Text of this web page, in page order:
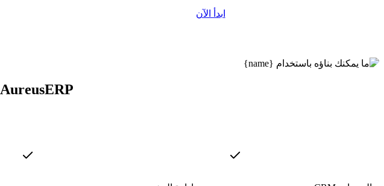
ابدأ الآن
الميزات الرئيسية لـ AureusERP